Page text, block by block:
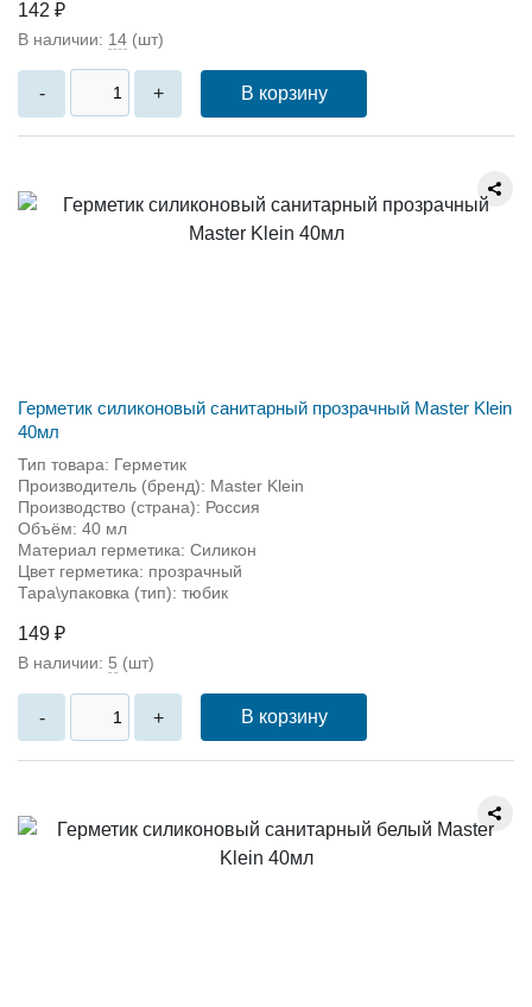
142 ₽
В наличии: 14 (шт)
- + В корзину
Герметик силиконовый санитарный прозрачный Master Klein
40мл
Тип товара: Герметик
Производитель (бренд): Master Klein
Производство (страна): Россия
Объём: 40 мл
Материал герметика: Силикон
Цвет герметика: прозрачный
Тара\упаковка (тип): тюбик
149 ₽
В наличии: 5 (шт)
- + В корзину